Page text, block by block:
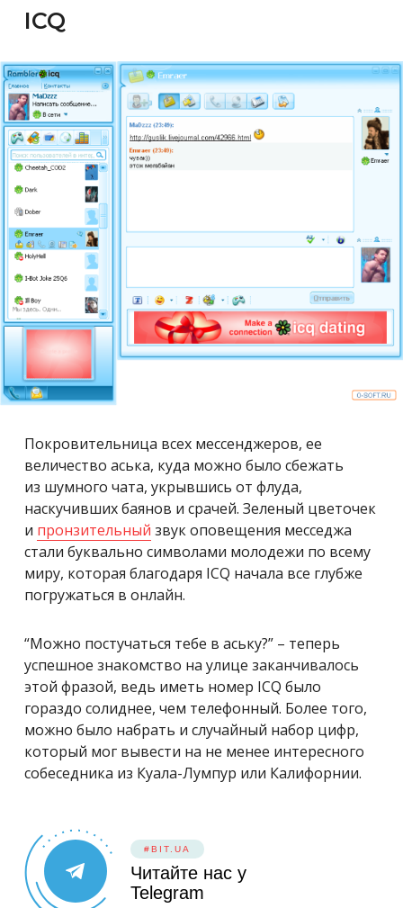
ICQ
Покровительница всех мессенджеров, ее
величество аська, куда можно было сбежать
из шумного чата, укрывшись от флуда,
наскучивших баянов и срачей. Зеленый цветочек
и пронзительный звук оповещения месседжа
стали буквально символами молодежи по всему
миру, которая благодаря ICQ начала все глубже
погружаться в онлайн.
“Можно постучаться тебе в аську?” – теперь
успешное знакомство на улице заканчивалось
этой фразой, ведь иметь номер ICQ было
гораздо солиднее, чем телефонный. Более того,
можно было набрать и случайный набор цифр,
который мог вывести на не менее интересного
собеседника из Куала-Лумпур или Калифорнии.
#BIT.UA
Читайте нас у
Telegram